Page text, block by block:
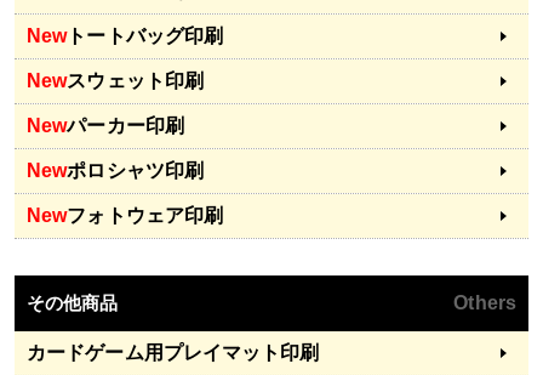
Newトートバッグ印刷
Newスウェット印刷
Newパーカー印刷
Newポロシャツ印刷
Newフォトウェア印刷
その他商品 Others
カードゲーム用プレイマット印刷